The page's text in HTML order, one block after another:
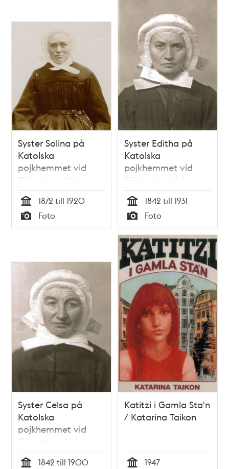
Syster Solina på
Katolska
pojkhemmet vid
Götgatan 46 (nu
58A)
Tid
1872 till 1920
Typ
Foto
Syster Editha på
Katolska
pojkhemmet vid
Götgatan 46 (nu
58A)
Tid
1842 till 1931
Typ
Foto
Syster Celsa på
Katolska
pojkhemmet vid
Götgatan 46 (nu
58A)
1842 till 1900
Katitzi i Gamla Sta'n
/ Katarina Taikon
1947